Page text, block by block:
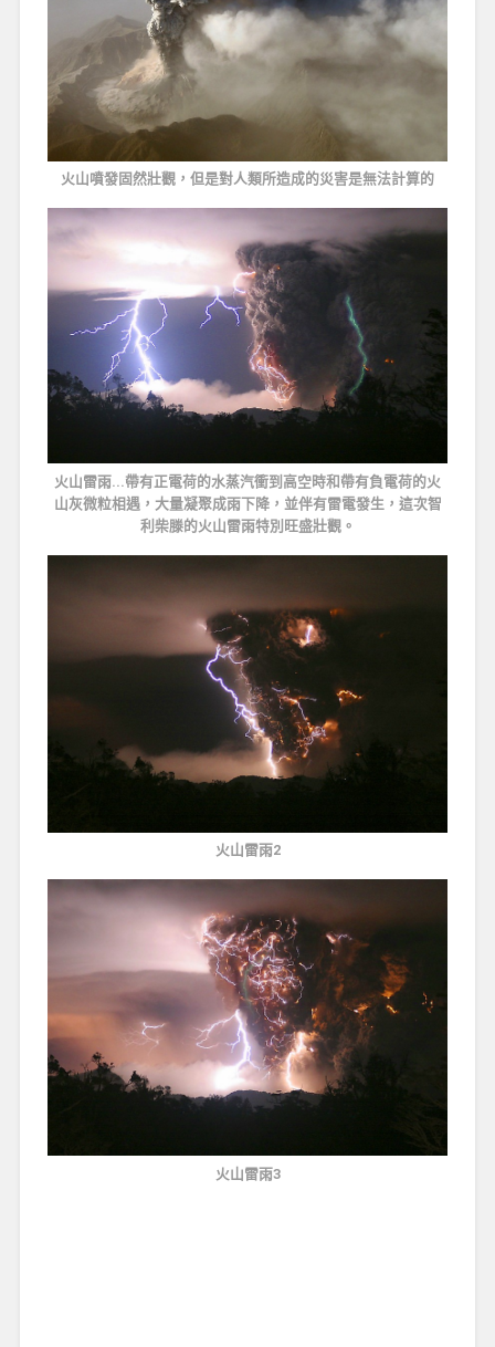
火山噴發固然壯觀，但是對人類所造成的災害是無法計算的
火山雷雨...帶有正電荷的水蒸汽衝到高空時和帶有負電荷的火
山灰微粒相遇，大量凝聚成雨下降，並伴有雷電發生，這次智
利柴滕的火山雷雨特別旺盛壯觀。
火山雷雨2
火山雷雨3